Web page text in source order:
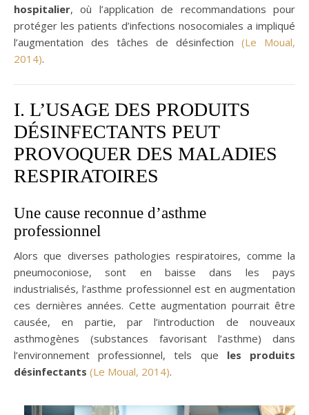
hospitalier, où l’application de recommandations pour
protéger les patients d’infections nosocomiales a impliqué
l’augmentation des tâches de désinfection (Le Moual,
2014).
I. L’USAGE DES PRODUITS
DÉSINFECTANTS PEUT
PROVOQUER DES MALADIES
RESPIRATOIRES
Une cause reconnue d’asthme
professionnel
Alors que diverses pathologies respiratoires, comme la
pneumoconiose, sont en baisse dans les pays
industrialisés, l’asthme professionnel est en augmentation
ces dernières années. Cette augmentation pourrait être
causée, en partie, par l’introduction de nouveaux
asthmogènes (substances favorisant l’asthme) dans
l’environnement professionnel, tels que les produits
désinfectants (Le Moual, 2014).